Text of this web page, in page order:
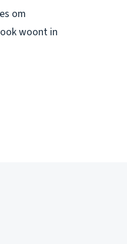
om
woont in